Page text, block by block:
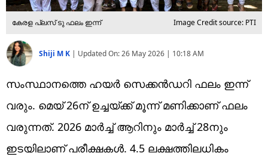
കേരള പ്ലസ് ടു ഫലം ഇന്ന്‌ Image Credit source: PTI
Shiji M K | Updated On:26 May 2026 | 10:18 AM
സംസ്ഥാനത്തെ ഹയര്‍ സെക്കന്‍ഡറി ഫലം ഇന്ന്
വരും. മെയ് 26ന് ഉച്ചയ്ക്ക് മൂന്ന് മണിക്കാണ് ഫലം
വരുന്നത്. 2026 മാര്‍ച്ച് ആറിനും മാര്‍ച്ച് 28നും
ഇടയിലാണ് പരീക്ഷകള്‍. 4.5 ലക്ഷത്തിലധികം